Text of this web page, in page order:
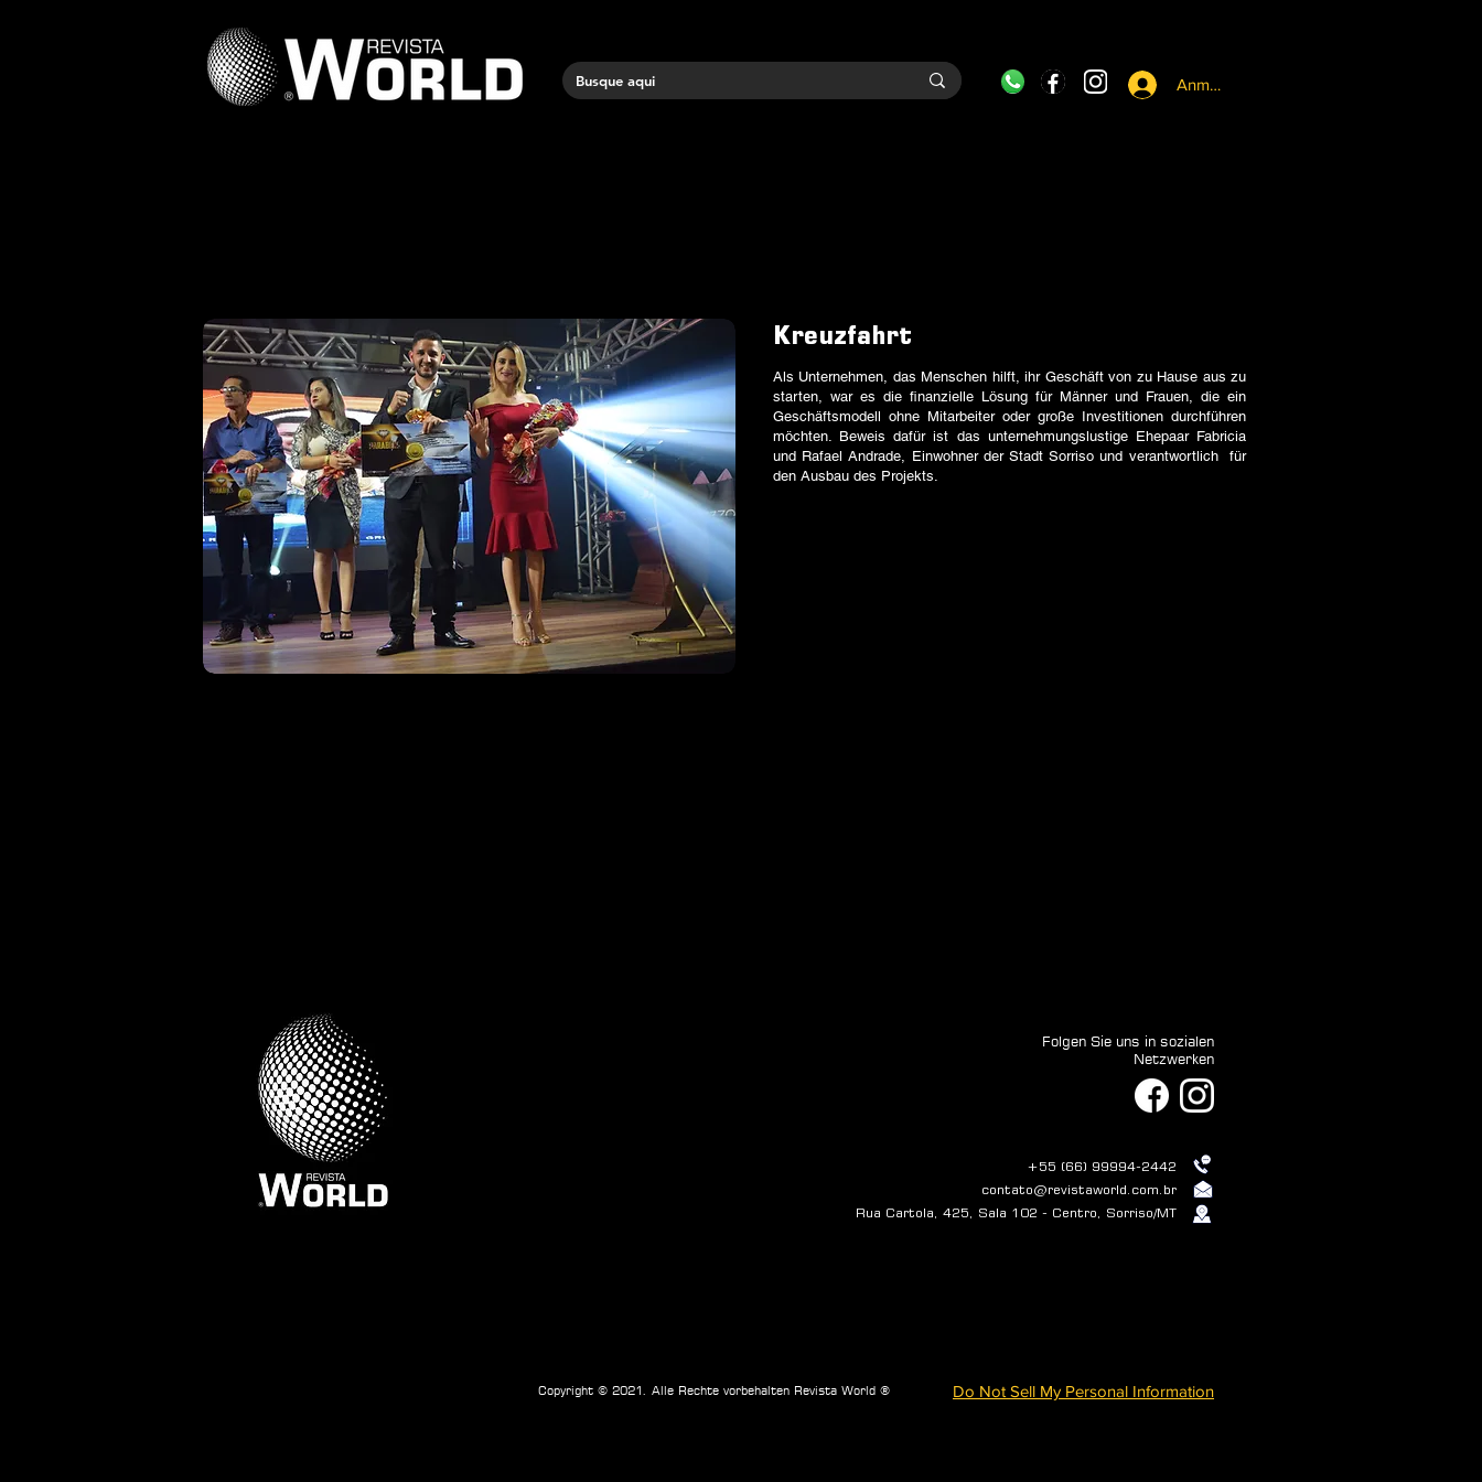
Anmelden
Kreuzfahrt
Als Unternehmen, das Menschen hilft, ihr Geschäft von zu Hause aus zu
starten, war es die finanzielle Lösung für Männer und Frauen, die ein
Geschäftsmodell ohne Mitarbeiter oder große Investitionen durchführen
möchten. Beweis dafür ist das unternehmungslustige Ehepaar Fabricia
und Rafael Andrade, Einwohner der Stadt Sorriso und verantwortlich ​​ für
den Ausbau des Projekts.
Folgen Sie uns in sozialen
Netzwerken
+55 (66) 99994-2442
contato@revistaworld.com.br
Rua Cartola, 425, Sala 102 - Centro, Sorriso/MT
Copyright © 2021. Alle Rechte vorbehalten Revista World ® Do Not Sell My Personal Information